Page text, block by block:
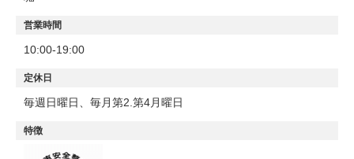
営業時間
10:00-19:00
定休日
毎週日曜日、毎月第2.第4月曜日
特徴